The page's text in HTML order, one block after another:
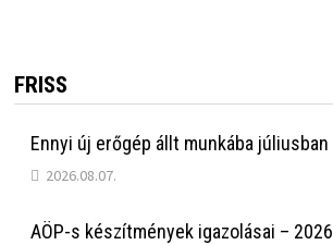
FRISS
Ennyi új erőgép állt munkába júliusban
2026.08.07.
AÖP-s készítmények igazolásai – 2026